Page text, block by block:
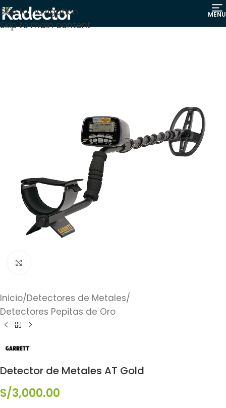
Skip to navigation
Skip to main content
MENU
Inicio/Detectores de Metales/
Detectores Pepitas de Oro
Detector de Metales AT Gold
S/3,000.00